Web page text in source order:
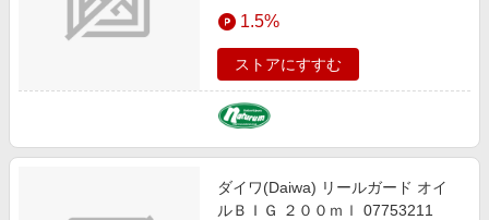
1.5%
ストアにすすむ
ダイワ(Daiwa) リールガード オイ
ルＢＩＧ ２００ｍｌ 07753211